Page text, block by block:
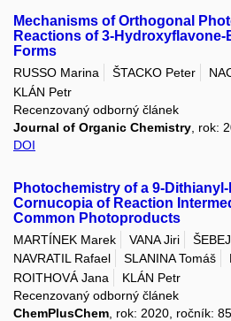
Mechanisms of Orthogonal
Reactions of 3-
Forms
RUSSO Marina ŠTACKO Peter
KLÁN Petr
Recenzovaný odborný článek
Journal of Organic Chemistry , rok:
DOI
Photochemistry of a 9-
Cornucopia of Reaction
Common Photoproducts
MARTÍNEK Marek VANA Jiri
NAVRATIL Rafael
SLANINA Tomáš
ROITHOVÁ Jana
KLÁN Petr
Recenzovaný odborný článek
ChemPlusChem , rok: 2020, ročník: